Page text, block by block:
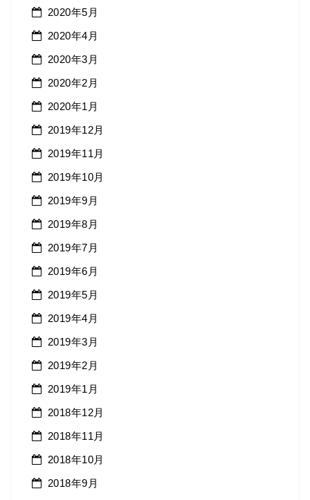
2020年5月
2020年4月
2020年3月
2020年2月
2020年1月
2019年12月
2019年11月
2019年10月
2019年9月
2019年8月
2019年7月
2019年6月
2019年5月
2019年4月
2019年3月
2019年2月
2019年1月
2018年12月
2018年11月
2018年10月
2018年9月